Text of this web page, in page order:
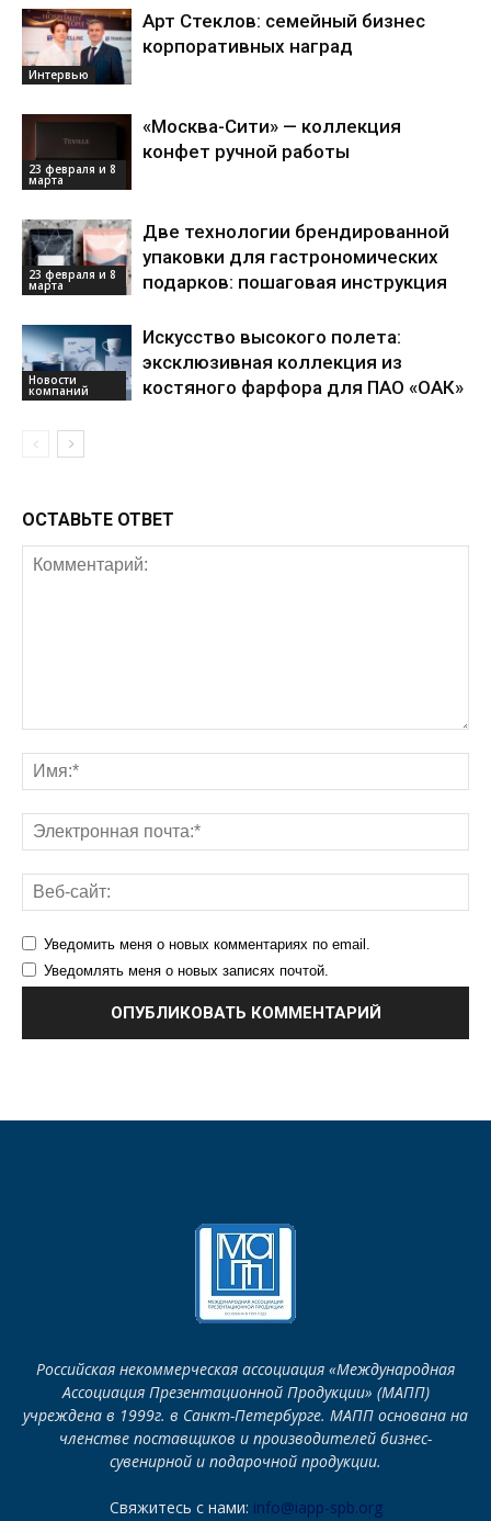
Интервью
Арт Стеклов: семейный бизнес
корпоративных наград
23 февраля и 8
марта
«Москва-Сити» — коллекция
конфет ручной работы
23 февраля и 8
марта
Две технологии брендированной
упаковки для гастрономических
подарков: пошаговая инструкция
Новости
компаний
Искусство высокого полета:
эксклюзивная коллекция из
костяного фарфора для ПАО «ОАК»
ОСТАВЬТЕ ОТВЕТ
Уведомить меня о новых комментариях по email.
Уведомлять меня о новых записях почтой.
Российская некоммерческая ассоциация «Международная
Ассоциация Презентационной Продукции» (МАПП)
учреждена в 1999г. в Санкт-Петербурге. МАПП основана на
членстве поставщиков и производителей бизнес-
сувенирной и подарочной продукции.
Свяжитесь с нами: info@iapp-spb.org